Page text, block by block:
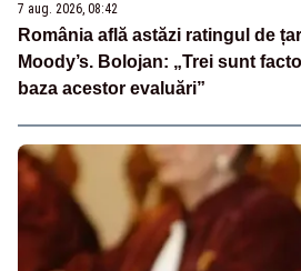
7 aug. 2026, 08:42
România află astăzi ratingul de
Moody’s. Bolojan: „Trei sunt
baza acestor evaluări”